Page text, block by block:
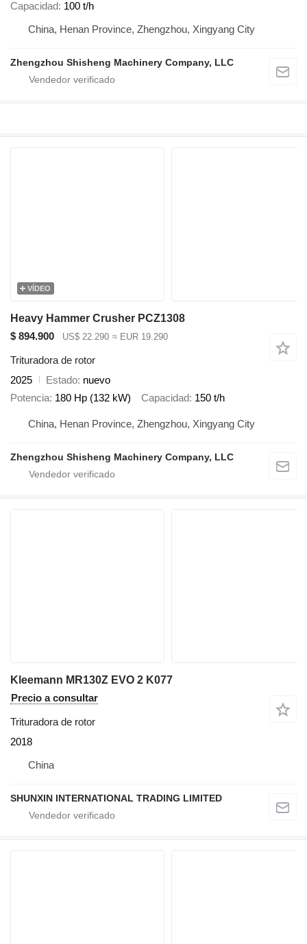
Capacidad 100 t/h
China, Henan Province, Zhengzhou, Xingyang City
Zhengzhou Shisheng Machinery Company, LLC
VÍDEO
Heavy Hammer Crusher PCZ1308
$ 894.900
US$ 22.290 ≈ EUR 19.290
Trituradora de rotor
2025
Estado nuevo
Potencia 180 Hp (132 kW) Capacidad 150 t/h
China, Henan Province, Zhengzhou, Xingyang City
Zhengzhou Shisheng Machinery Company, LLC
Kleemann MR130Z EVO 2 K077
Precio a consultar
Trituradora de rotor
2018
China
SHUNXIN INTERNATIONAL TRADING LIMITED